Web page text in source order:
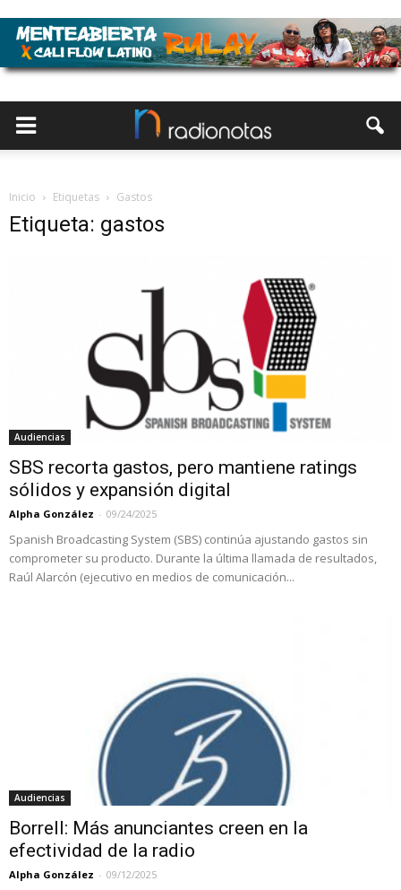
Inicio Etiquetas Gastos
Etiqueta: gastos
Audiencias
SBS recorta gastos, pero mantiene ratings
sólidos y expansión digital
Alpha González - 09/24/2025
Spanish Broadcasting System (SBS) continúa ajustando gastos sin
comprometer su producto. Durante la última llamada de resultados,
Raúl Alarcón (ejecutivo en medios de comunicación...
Audiencias
Borrell: Más anunciantes creen en la
efectividad de la radio
Alpha González - 09/12/2025